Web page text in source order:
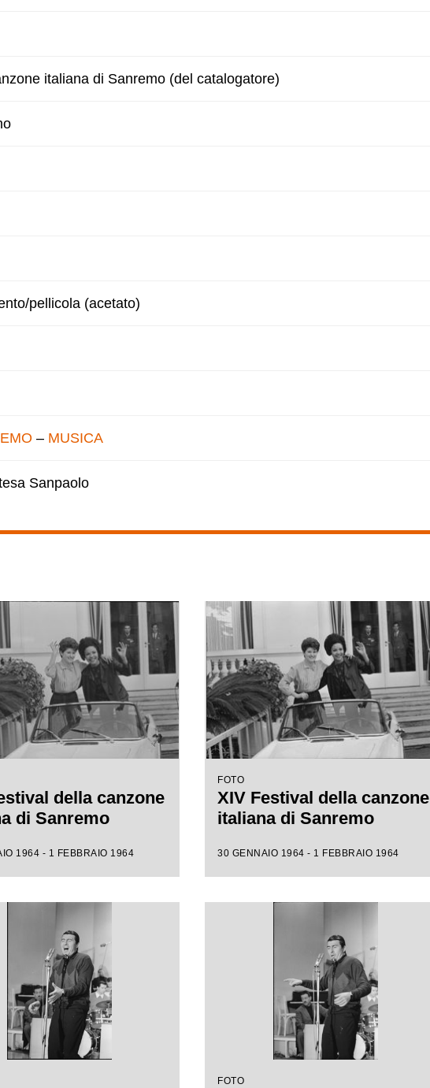
italiana di Sanremo (del catalogatore)
pellicola (acetato)
– MUSICA
Sanpaolo
della canzone
di Sanremo
1964 - 1 FEBBRAIO 1964
FOTO
XIV Festival della canzone
italiana di Sanremo
30 GENNAIO 1964 - 1 FEBBRAIO 1964
FOTO